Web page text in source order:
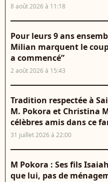
8 août 2026 à 11:18
Pour leurs 9 ans
Milian marquent le
a commencé”
2 août 2026 à 15:43
Tradition respectée à
M. Pokora et Christina
célèbres amis dans ce
31 juillet 2026 à 22:00
M Pokora : Ses fils
que lui, pas de